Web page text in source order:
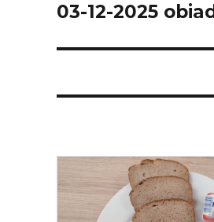
Next
03-12-2025 obiad